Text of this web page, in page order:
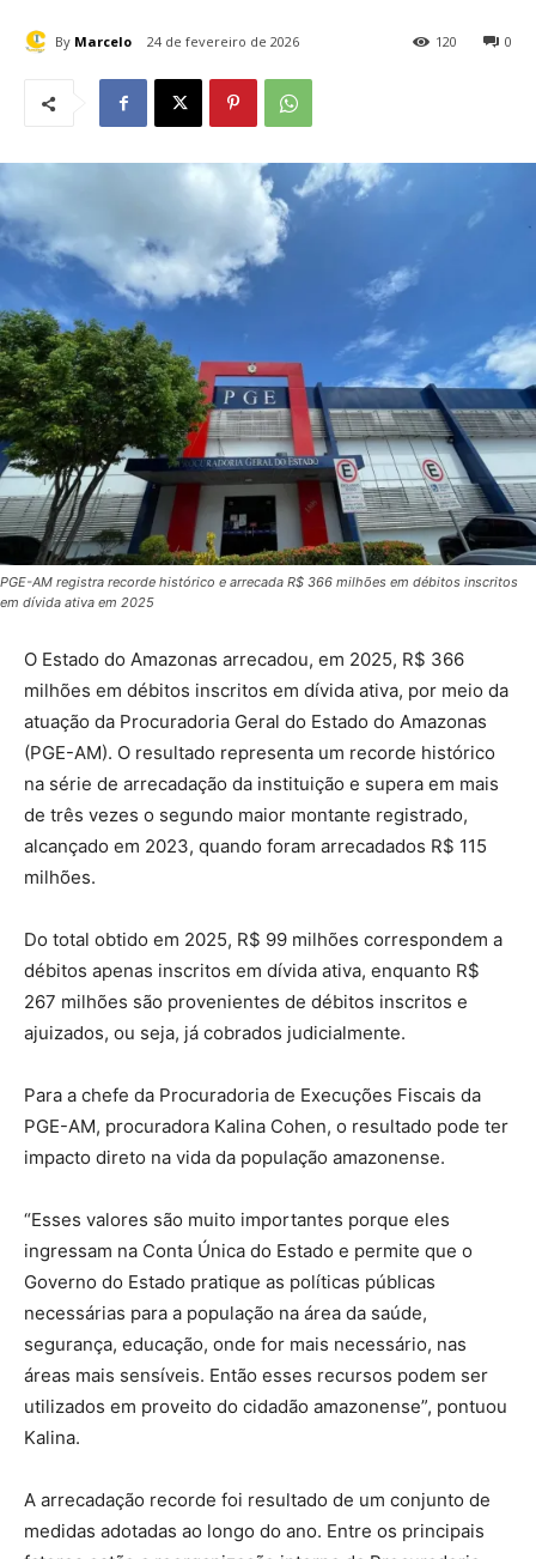
By Marcelo 24 de fevereiro de 2026 0
120
PGE-AM registra recorde histórico e arrecada R$ 366 milhões em débitos inscritos
em dívida ativa em 2025
O Estado do Amazonas arrecadou, em 2025, R$ 366
milhões em débitos inscritos em dívida ativa, por meio da
atuação da Procuradoria Geral do Estado do Amazonas
(PGE-AM). O resultado representa um recorde histórico
na série de arrecadação da instituição e supera em mais
de três vezes o segundo maior montante registrado,
alcançado em 2023, quando foram arrecadados R$ 115
milhões.
Do total obtido em 2025, R$ 99 milhões correspondem a
débitos apenas inscritos em dívida ativa, enquanto R$
267 milhões são provenientes de débitos inscritos e
ajuizados, ou seja, já cobrados judicialmente.
Para a chefe da Procuradoria de Execuções Fiscais da
PGE-AM, procuradora Kalina Cohen, o resultado pode ter
impacto direto na vida da população amazonense.
“Esses valores são muito importantes porque eles
ingressam na Conta Única do Estado e permite que o
Governo do Estado pratique as políticas públicas
necessárias para a população na área da saúde,
segurança, educação, onde for mais necessário, nas
áreas mais sensíveis. Então esses recursos podem ser
utilizados em proveito do cidadão amazonense”, pontuou
Kalina.
A arrecadação recorde foi resultado de um conjunto de
medidas adotadas ao longo do ano. Entre os principais